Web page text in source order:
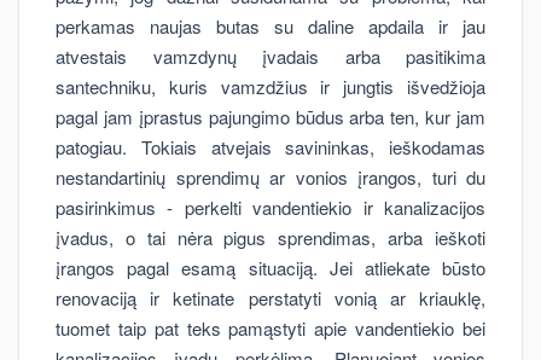
perkamas naujas butas su daline apdaila ir jau
atvestais vamzdynų įvadais arba pasitikima
santechniku, kuris vamzdžius ir jungtis išvedžioja
pagal jam įprastus pajungimo būdus arba ten, kur jam
patogiau. Tokiais atvejais savininkas, ieškodamas
nestandartinių sprendimų ar vonios įrangos, turi du
pasirinkimus - perkelti vandentiekio ir kanalizacijos
įvadus, o tai nėra pigus sprendimas, arba ieškoti
įrangos pagal esamą situaciją. Jei atliekate būsto
renovaciją ir ketinate perstatyti vonią ar kriauklę,
tuomet taip pat teks pamąstyti apie vandentiekio bei